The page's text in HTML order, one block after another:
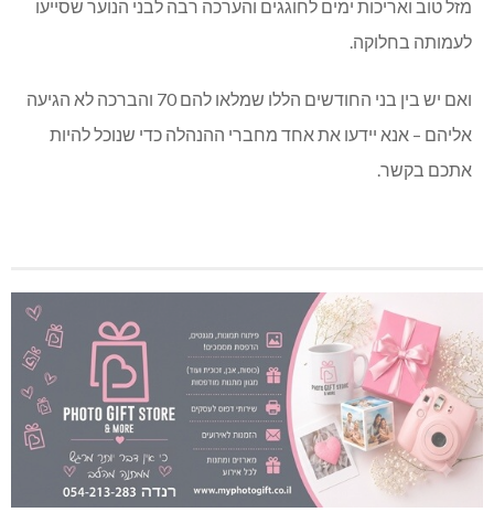
מזל טוב ואריכות ימים לחוגגים והערכה רבה לבני הנוער שסייעו
ואם יש בין בני החודשים הללו שמלאו להם 70 והברכה לא הגיעה
אליהם – אנא יידעו את אחד מחברי ההנהלה כדי שנוכל להיות